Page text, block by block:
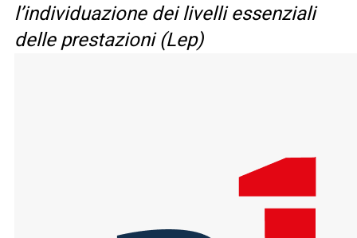
l’individuazione dei livelli essenziali
delle prestazioni (Lep)